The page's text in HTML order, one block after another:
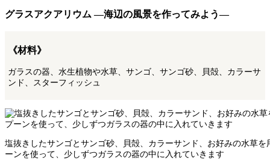
グラスアクアリウム —海辺の風景を作ってみよう—
《材料》
ガラスの器、水生植物や水草、サンゴ、サンゴ砂、貝殻、カラーサ
ンド、スターフィッシュ
塩抜きしたサンゴとサンゴ砂、貝殻、カラーサンド、お好みの水草を
ーンを使って、少しずつガラスの器の中に入れていきます